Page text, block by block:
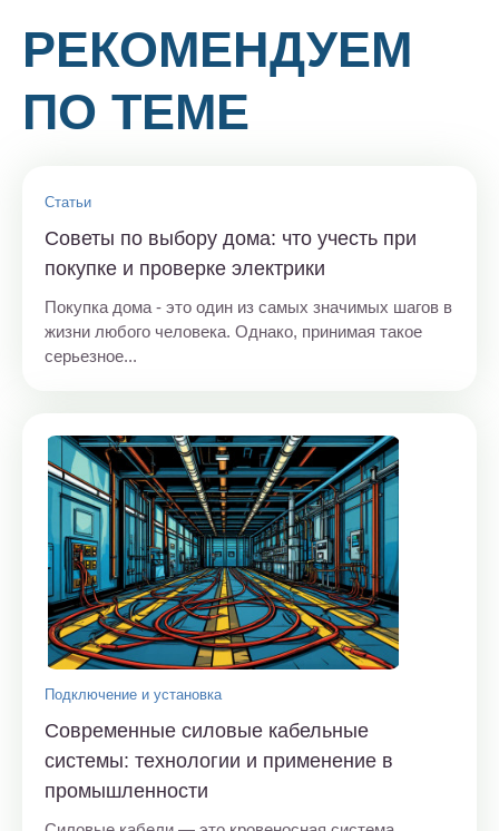
РЕКОМЕНДУЕМ
ПО ТЕМЕ
Статьи
Советы по выбору дома: что учесть при
покупке и проверке электрики
Покупка дома - это один из самых значимых шагов в
жизни любого человека. Однако, принимая такое
серьезное...
Подключение и установка
Современные силовые кабельные
системы: технологии и применение в
промышленности